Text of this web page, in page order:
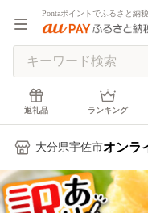
Pontaポイントでふるさと納税
返礼品 ランキング
大分県宇佐市オンラ